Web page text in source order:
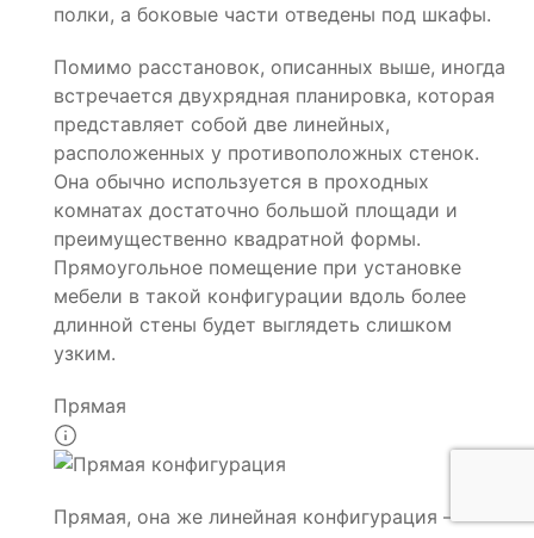
полки, а боковые части отведены под шкафы.
Помимо расстановок, описанных выше, иногда
встречается двухрядная планировка, которая
представляет собой две линейных,
расположенных у противоположных стенок.
Она обычно используется в проходных
комнатах достаточно большой площади и
преимущественно квадратной формы.
Прямоугольное помещение при установке
мебели в такой конфигурации вдоль более
длинной стены будет выглядеть слишком
узким.
Прямая
Прямая, она же линейная конфигурация —